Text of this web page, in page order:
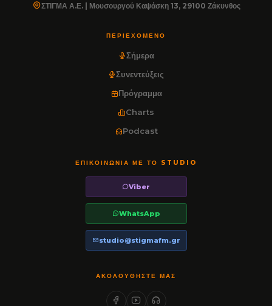
ΣΤΙΓΜΑ Α.Ε. | Μουσουργού Καψάσκη 13, 29100 Ζάκυνθος
ΠΕΡΙΕΧΌΜΕΝΟ
Σήμερα
Συνεντεύξεις
Πρόγραμμα
Charts
Podcast
ΕΠΙΚΟΙΝΩΝΊΑ ΜΕ ΤΟ STUDIO
Viber
WhatsApp
studio@stigmafm.gr
ΑΚΟΛΟΥΘΉΣΤΕ ΜΑΣ